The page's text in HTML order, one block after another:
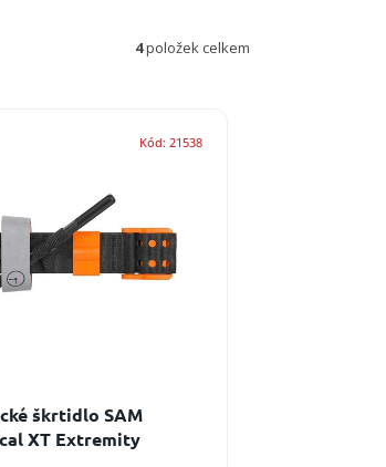
4položek celkem
škrtidlo SAM
XT Extremity
Kód: 21538